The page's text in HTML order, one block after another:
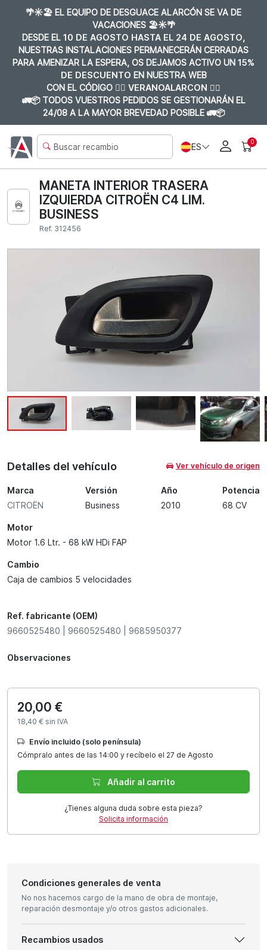
🌴☀️🏖️ EL EQUIPO DE DESGUACE ALARCÓN SE VA DE
VACACIONES 🏖️☀️🌴
DESDE EL 10 DE AGOSTO HASTA EL 24 DE AGOSTO,
NUESTRAS INSTALACIONES PERMANECERÁN CERRADAS
PARA AMENIZAR LA ESPERA, OS DEJAMOS ACTIVO UN 15%
DE DESCUENTO EN NUESTRA WEB
CON EL CÓDIGO 👉🏼 VERANOALARCON 👈🏼
🚛📦 TODOS VUESTROS PEDIDOS SE GESTIONARÁN EL
24/08 A LA MAYOR BREVEDAD POSIBLE 🚛📦
ES 0
MANETA INTERIOR TRASERA
IZQUIERDA CITROËN C4 LIM.
BUSINESS
Ref. 312456
Detalles del vehículo Ver vehículo de origen
Marca
CITROËN
Versión
Business
Año
2010
Potencia
68 CV
Motor
Motor 1.6 Ltr. - 68 kW HDi FAP
Cambio
Caja de cambios 5 velocidades
Ref. fabricante (OEM)
9660525480 | 9660525480 | 9685950377
Observaciones
20,00 €
18,40 € sin IVA
Envío incluido (solo península)
Cómpralo antes de las 14:00 y recíbelo el 27 de Agosto
Añadir al carrito
¿Tienes alguna duda sobre esta pieza?
Solicita información
Condiciones generales de venta
No nos hacemos cargo de la mano de obra de montaje,
reparación desmontaje y/o otros gastos adicionales.
Recambios usados